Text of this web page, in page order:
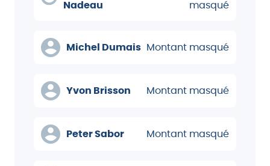
Nadeau
masqué
Michel Dumais Montant masqué
Yvon Brisson Montant masqué
Peter Sabor Montant masqué